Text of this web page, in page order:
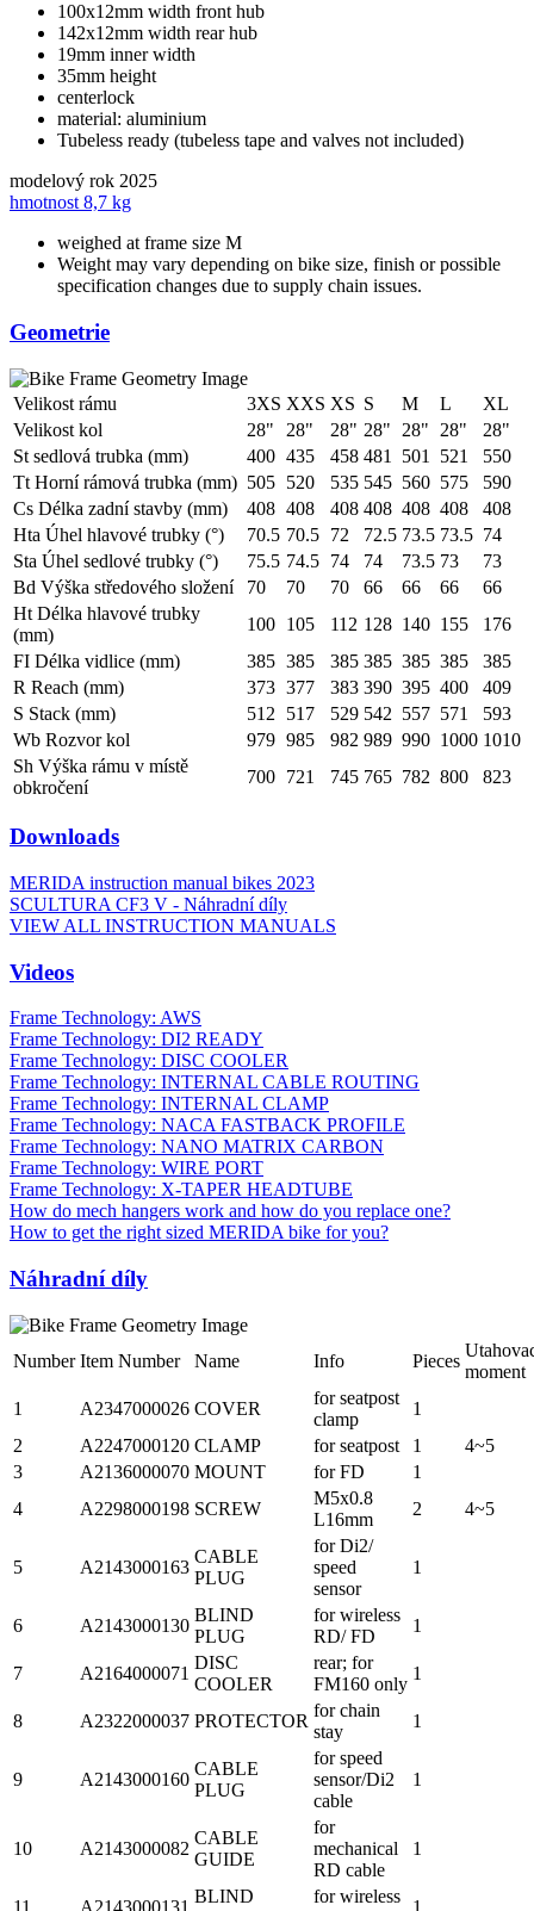
100x12mm width front hub
142x12mm width rear hub
19mm inner width
35mm height
centerlock
material: aluminium
Tubeless ready (tubeless tape and valves not included)
modelový rok 2025
hmotnost 8,7 kg
weighed at frame size M
Weight may vary depending on bike size, finish or possible
specification changes due to supply chain issues.
Geometrie
Velikost rámu 3XS XXS XS S M L
XL
Velikost kol
28" 28" 28" 28" 28" 28"
28"
St sedlová trubka (mm)
400 435 458 481 501 521
550
Tt Horní rámová trubka (mm) 505 520 535 545 560 575
590
Cs Délka zadní stavby (mm)
408 408 408 408 408 408
408
Hta Úhel hlavové trubky (°)
70.5 70.5 72 72.5 73.5 73.5 74
Sta Úhel sedlové trubky (°)
75.5 74.5 74 74 73.5 73
73
Bd Výška středového složení
70 70 70 66 66 66
66
Ht Délka hlavové trubky
(mm)
100 105 112 128 140 155
176
FI Délka vidlice (mm)
385 385 385 385 385 385
385
R Reach (mm)
373 377 383 390 395 400
409
S Stack (mm)
512 517 529 542 557 571
593
Wb Rozvor kol
979 985 982 989 990 1000 1010
Sh Výška rámu v místě
obkročení
700 721 745 765 782 800 823
Downloads
MERIDA instruction manual bikes 2023
SCULTURA CF3 V - Náhradní díly
VIEW ALL INSTRUCTION MANUALS
Videos
Frame Technology: AWS
Frame Technology: DI2 READY
Frame Technology: DISC COOLER
Frame Technology: INTERNAL CABLE ROUTING
Frame Technology: INTERNAL CLAMP
Frame Technology: NACA FASTBACK PROFILE
Frame Technology: NANO MATRIX CARBON
Frame Technology: WIRE PORT
Frame Technology: X-TAPER HEADTUBE
How do mech hangers work and how do you replace one?
How to get the right sized MERIDA bike for you?
Náhradní díly
Number Item Number Name Info Pieces
moment
1
A2347000026 COVER
for seatpost
clamp
1
2
A2247000120 CLAMP for seatpost 1
4~5
3
A2136000070 MOUNT for FD
1
4
A2298000198 SCREW
M5x0.8
L16mm
2 4~5
5 A2143000163
CABLE
PLUG
for Di2/
speed
sensor
1
6 A2143000130
BLIND
PLUG
for wireless
RD/ FD
1
7 A2164000071
DISC
COOLER
rear; for
FM160 only
1
8 A2322000037 PROTECTOR
for chain
stay
1
9 A2143000160
CABLE
PLUG
for speed
sensor/Di2
cable
1
10 A2143000082
CABLE
GUIDE
for
mechanical
RD cable
1
11 A2143000131
BLIND
for wireless
1